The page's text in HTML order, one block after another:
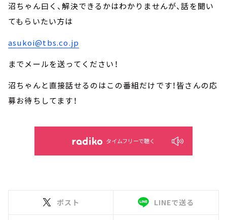
沼ちゃん曰く、解決できるかはわかりませんが、話を聞い
てもらいたい方は
asukoi@tbs.co.jp
までメールを送ってください！
沼ちゃんと直接話せるのはこの番組だけです！皆さんの応
募お待ちしてます！
タイムフリーで聴く
ポスト LINEで送る